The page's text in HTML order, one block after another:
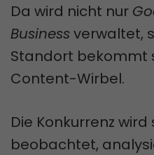
Da wird nicht nur
Businessverwaltet,
Standort bekommt
Content-Wirbel.
Die Konkurrenz
beobachtet,